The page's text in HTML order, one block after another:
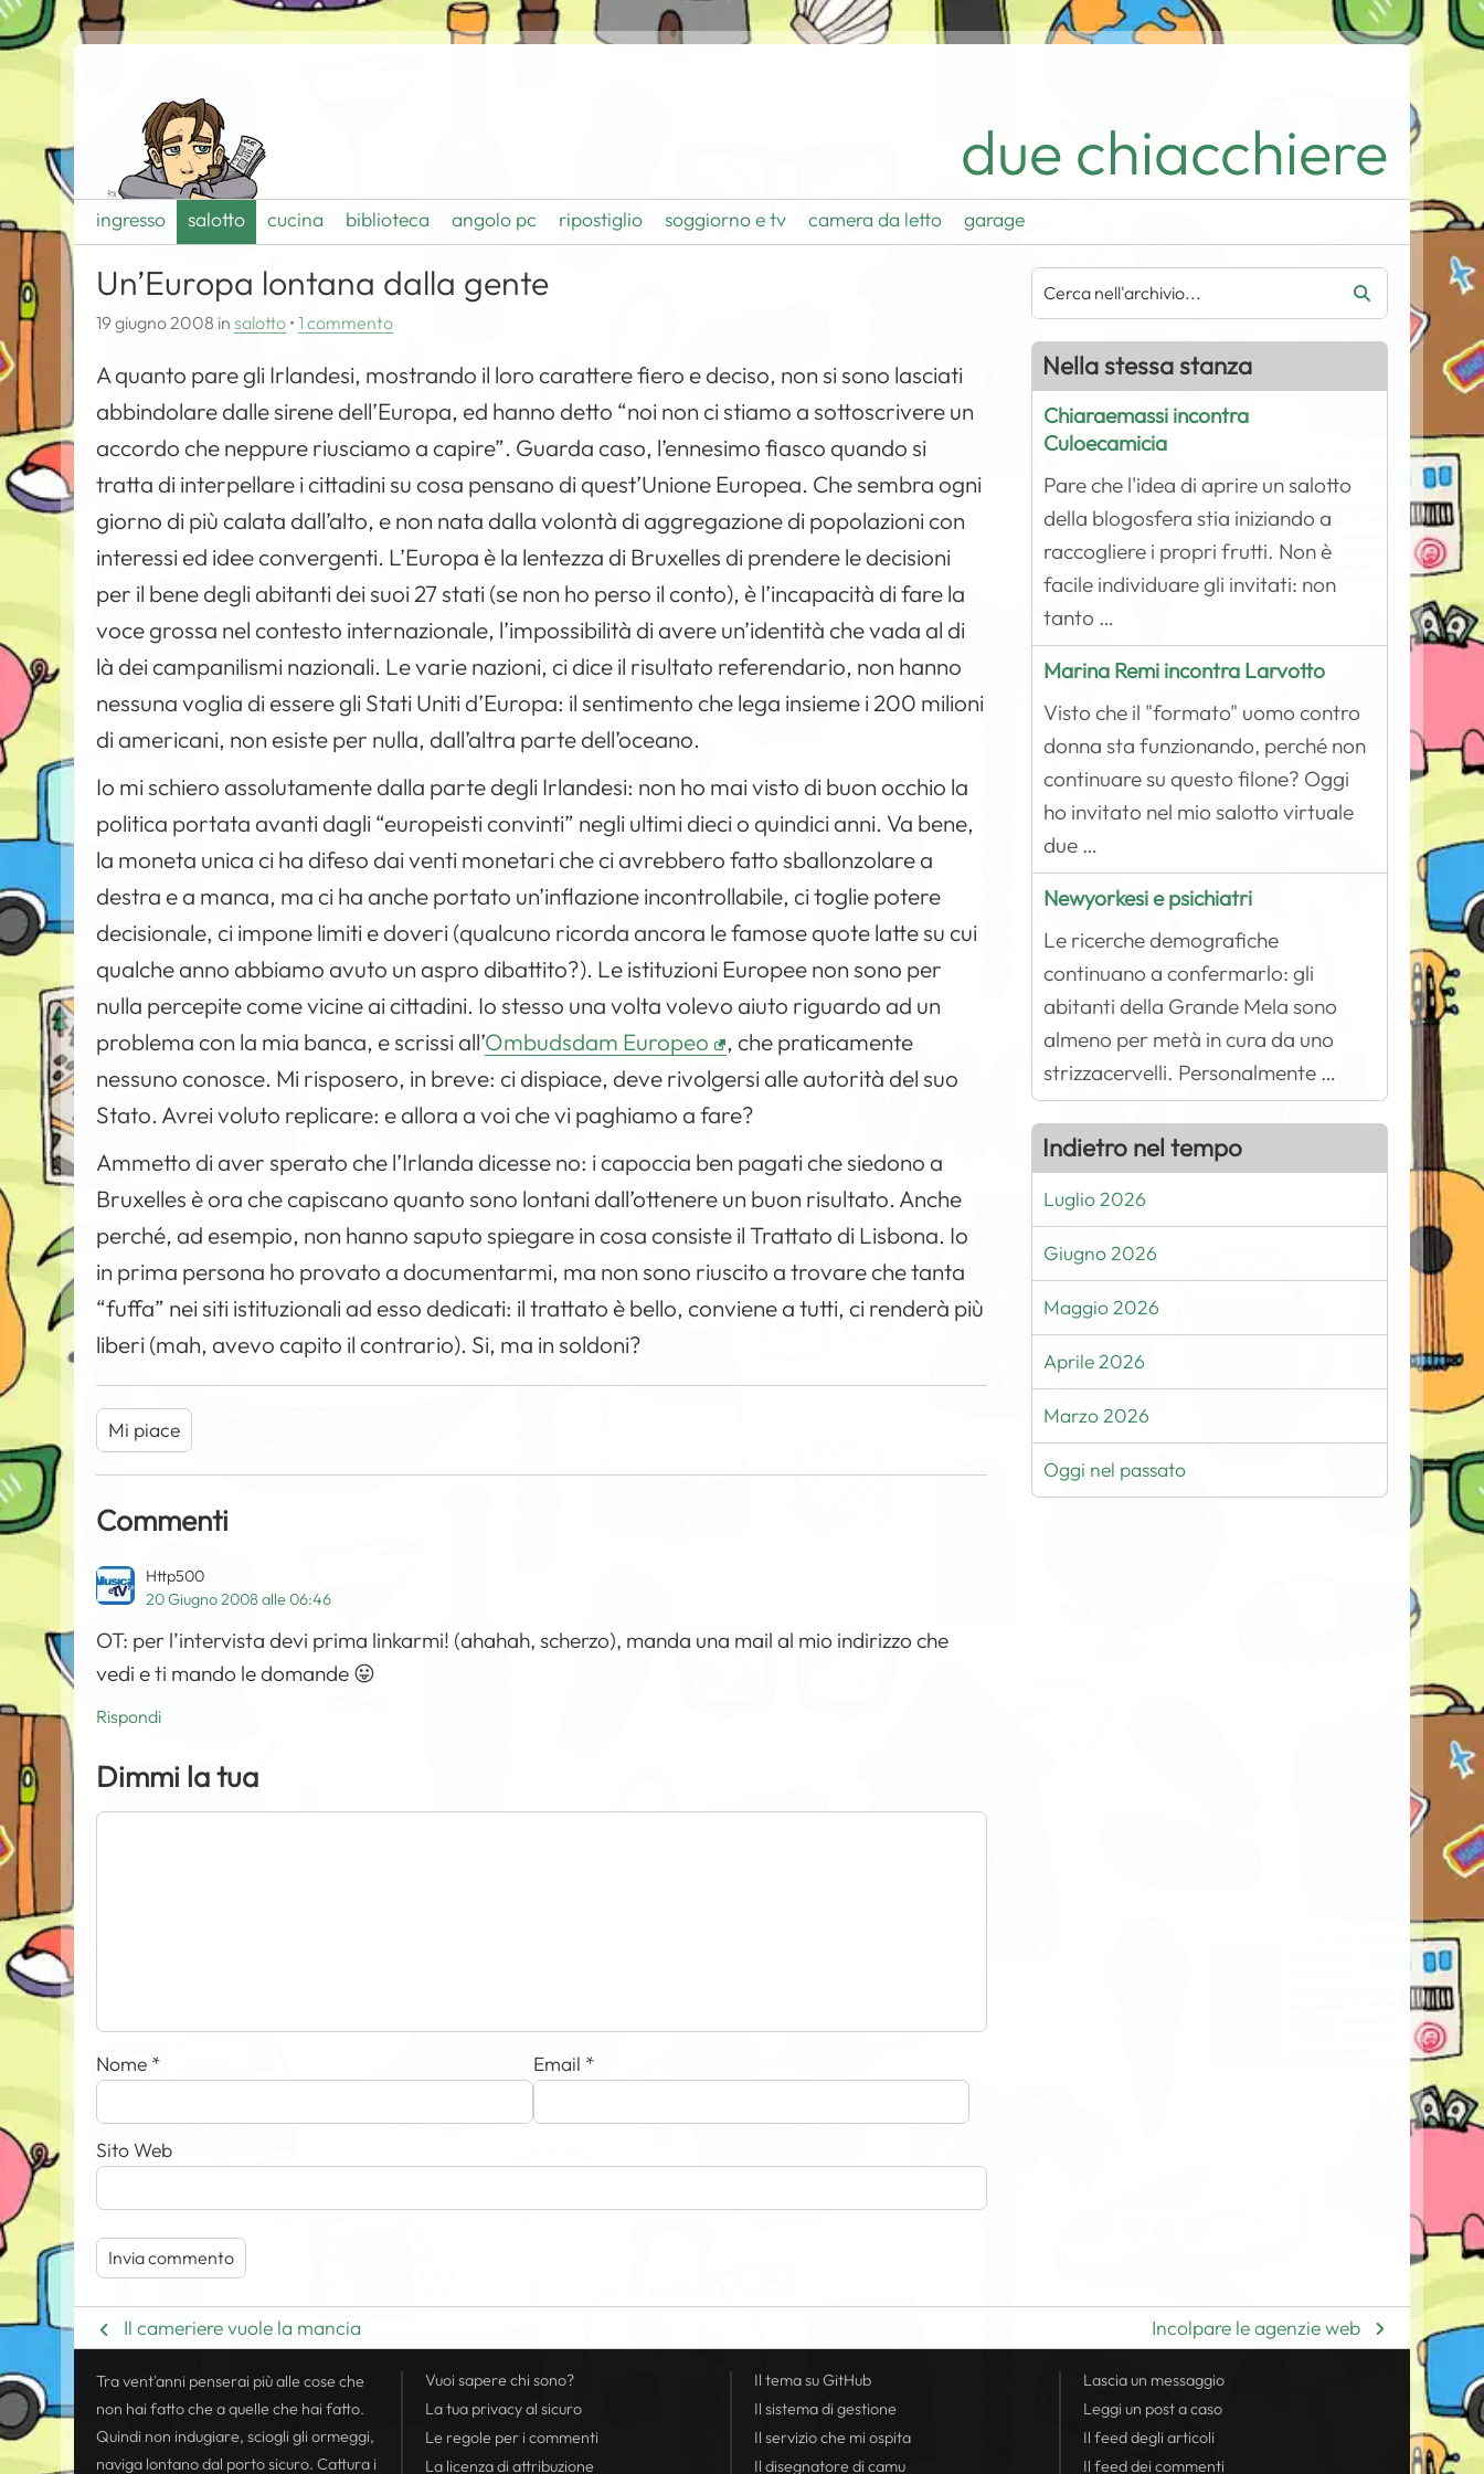
due chiacchiere
ingresso salotto cucina biblioteca angolo pc ripostiglio soggiorno e tv camera da letto garage
Un’Europa lontana dalla gente
19 giugno 2008 insalotto • 1 commento
A quanto pare gli Irlandesi, mostrando il loro carattere fiero e deciso, non si sono lasciati
abbindolare dalle sirene dell’Europa, ed hanno detto “noi non ci stiamo a sottoscrivere un
accordo che neppure riusciamo a capire”. Guarda caso, l’ennesimo fiasco quando si
tratta di interpellare i cittadini su cosa pensano di quest’Unione Europea. Che sembra ogni
giorno di più calata dall’alto, e non nata dalla volontà di aggregazione di popolazioni con
interessi ed idee convergenti. L’Europa è la lentezza di Bruxelles di prendere le decisioni
per il bene degli abitanti dei suoi 27 stati (se non ho perso il conto), è l’incapacità di fare la
voce grossa nel contesto internazionale, l’impossibilità di avere un’identità che vada al di
là dei campanilismi nazionali. Le varie nazioni, ci dice il risultato referendario, non hanno
nessuna voglia di essere gli Stati Uniti d’Europa: il sentimento che lega insieme i 200 milioni
di americani, non esiste per nulla, dall’altra parte dell’oceano.
Io mi schiero assolutamente dalla parte degli Irlandesi: non ho mai visto di buon occhio la
politica portata avanti dagli “europeisti convinti” negli ultimi dieci o quindici anni. Va bene,
la moneta unica ci ha difeso dai venti monetari che ci avrebbero fatto sballonzolare a
destra e a manca, ma ci ha anche portato un’inflazione incontrollabile, ci toglie potere
decisionale, ci impone limiti e doveri (qualcuno ricorda ancora le famose quote latte su cui
qualche anno abbiamo avuto un aspro dibattito?). Le istituzioni Europee non sono per
nulla percepite come vicine ai cittadini. Io stesso una volta volevo aiuto riguardo ad un
problema con la mia banca, e scrissi all’Ombudsdam Europeo
, che praticamente
nessuno conosce. Mi risposero, in breve: ci dispiace, deve rivolgersi alle autorità del suo
Stato. Avrei voluto replicare: e allora a voi che vi paghiamo a fare?
Ammetto di aver sperato che l’Irlanda dicesse no: i capoccia ben pagati che siedono a
Bruxelles è ora che capiscano quanto sono lontani dall’ottenere un buon risultato. Anche
perché, ad esempio, non hanno saputo spiegare in cosa consiste il Trattato di Lisbona. Io
in prima persona ho provato a documentarmi, ma non sono riuscito a trovare che tanta
“fuffa” nei siti istituzionali ad esso dedicati: il trattato è bello, conviene a tutti, ci renderà più
liberi (mah, avevo capito il contrario). Si, ma in soldoni?
Mi piace
Commenti
Http500
20 Giugno 2008 alle 06:46
OT: per l’intervista devi prima linkarmi! (ahahah, scherzo), manda una mail al mio indirizzo che
vedi e ti mando le domande 😛
Rispondi
Dimmi la tua
Nome * Email *
Sito Web
Nella stessa stanza
Chiaraemassi incontra
Culoecamicia
Pare che l'idea di aprire un salotto
della blogosfera stia iniziando a
raccogliere i propri frutti. Non è
facile individuare gli invitati: non
tanto …
Marina Remi incontra Larvotto
Visto che il "formato" uomo contro
donna sta funzionando, perché non
continuare su questo filone? Oggi
ho invitato nel mio salotto virtuale
due …
Newyorkesi e psichiatri
Le ricerche demografiche
continuano a confermarlo: gli
abitanti della Grande Mela sono
almeno per metà in cura da uno
strizzacervelli. Personalmente …
Indietro nel tempo
Luglio 2026
Giugno 2026
Maggio 2026
Aprile 2026
Marzo 2026
Oggi nel passato
Il cameriere vuole la mancia Incolpare le agenzie web
Tra vent'anni penserai più alle cose che
non hai fatto che a quelle che hai fatto.
Quindi non indugiare, sciogli gli ormeggi,
naviga lontano dal porto sicuro. Cattura i
Vuoi sapere chi sono?
La tua privacyal sicuro
Le regole per i commenti
La licenza di attribuzione
Il tema su GitHub
Il sistema di gestione
Il servizio che mi ospita
Il disegnatore di camu
Lascia un messaggio
Leggi un post a caso
Il feeddegli articoli
Il feeddei commenti